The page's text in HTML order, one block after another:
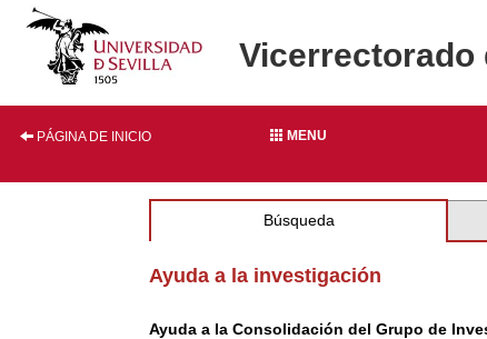
Vicerrectorado
PÁGINA DE INICIO MENU
Búsqueda
Ayuda a la investigación
Ayuda a la Consolidación del Grupo de